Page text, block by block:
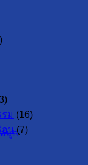
มูล
ม (16)
อน (7)